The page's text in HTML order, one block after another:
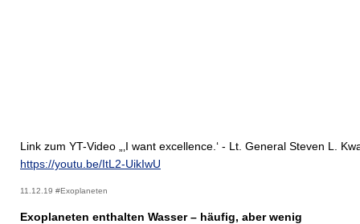
Link zum YT-Video „‚I want excellence.‘ - Lt. General Steven L.
https://youtu.be/ItL2-UikIwU
11.12.19 #Exoplaneten
Exoplaneten enthalten Wasser – häufig, aber wenig